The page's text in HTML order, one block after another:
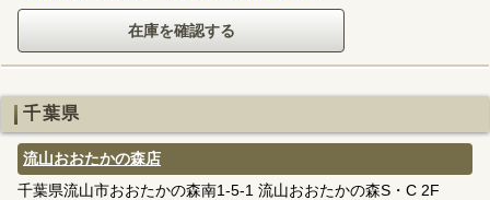
千葉県
流山おおたかの森店
千葉県流山市おおたかの森南1-5-1 流山おおたかの森S・C 2F